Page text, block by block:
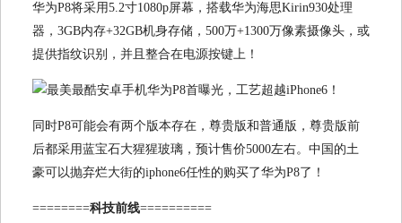
华为P8将采用5.2寸1080p屏幕，搭载华为海思Kirin930处理
器，3GB内存+32GB机身存储，500万+1300万像素摄像头，或
提供指纹识别，并且整合在电源按键上！
同时P8可能会有两个版本存在，尊贵版和普通版，尊贵版前
后都采用蓝宝石大猩猩玻璃，预计售价5000左右。中国的土
豪可以抛弃烂大街的iphone6任性的购买了华为P8了！
========科技前线==========